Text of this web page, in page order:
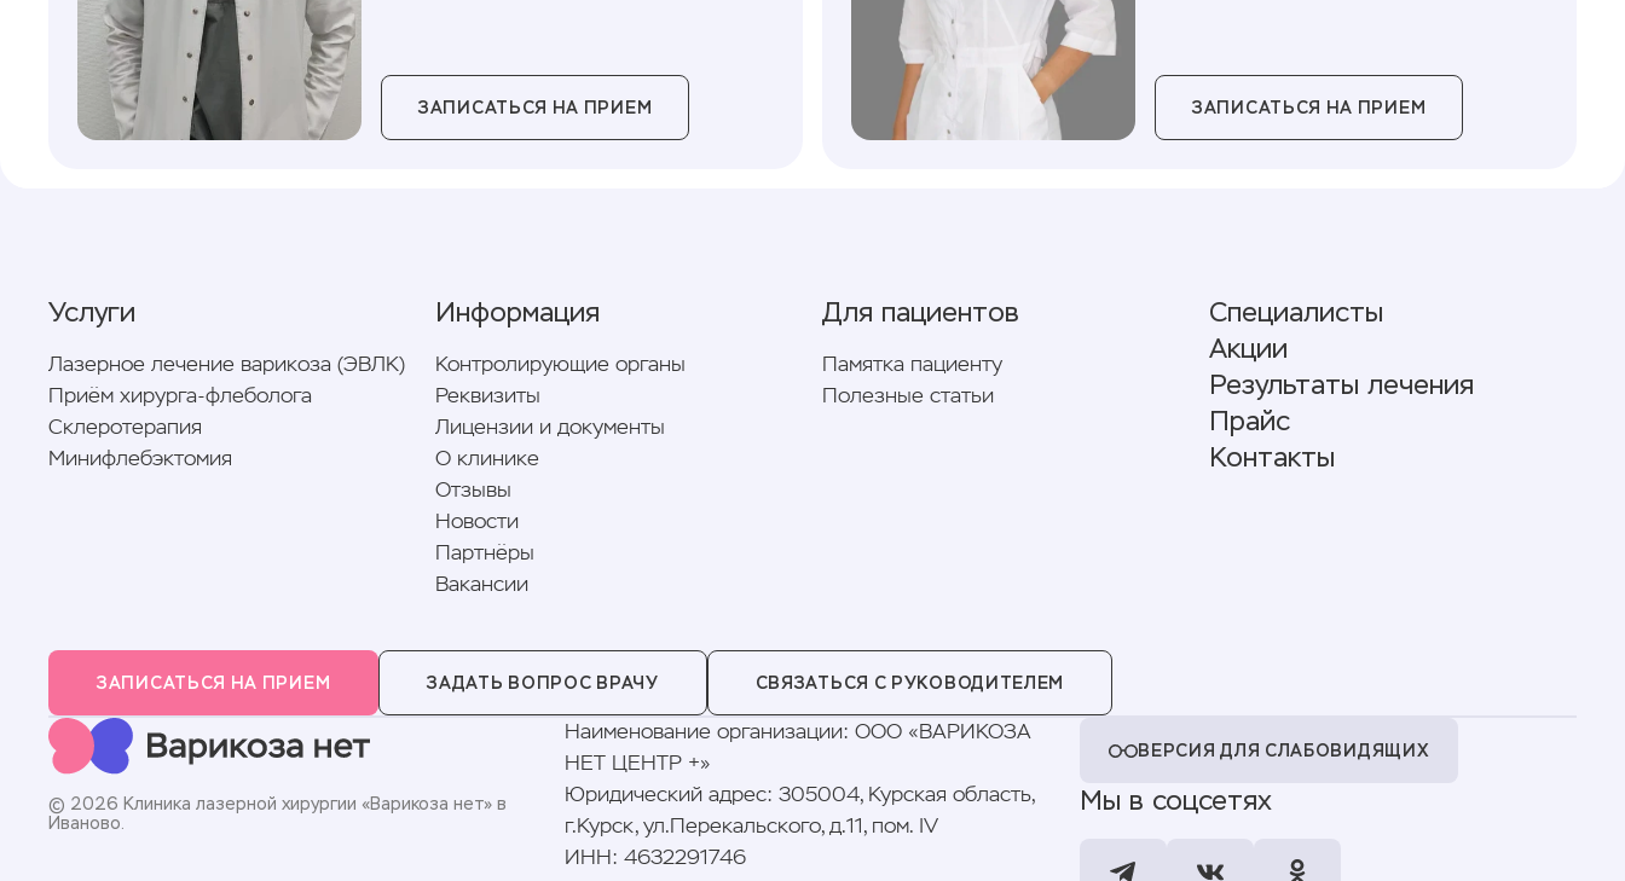
ЗАПИСАТЬСЯ НА ПРИЕМ ЗАПИСАТЬСЯ НА ПРИЕМ
Услуги
Лазерное лечение варикоза (ЭВЛК)
Приём хирурга-флеболога
Склеротерапия
Минифлебэктомия
Информация
Контролирующие органы
Реквизиты
Лицензии и документы
О клинике
Отзывы
Новости
Партнёры
Вакансии
Для пациентов
Памятка пациенту
Полезные статьи
Специалисты
Акции
Результаты лечения
Прайс
Контакты
ЗАПИСАТЬСЯ НА ПРИЕМ ЗАДАТЬ ВОПРОС ВРАЧУ СВЯЗАТЬСЯ С РУКОВОДИТЕЛЕМ
© 2026 Клиника лазерной хирургии «Варикоза нет» в
Иваново.
Наименование организации: ООО «ВАРИКОЗА
НЕТ ЦЕНТР +»
Юридический адрес: 305004, Курская область,
г.Курск, ул.Перекальского, д.11, пом. IV
ИНН: 4632291746
ВЕРСИЯ ДЛЯ СЛАБОВИДЯЩИХ
Мы в соцсетях